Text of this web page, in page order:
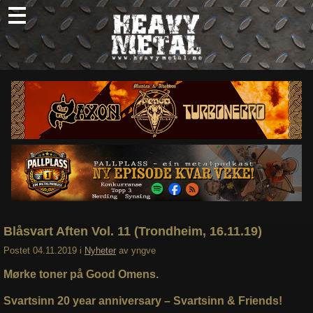
Skip
to
content
Nyheter
Omtaler
Intervjuer
Om oss
Abonner
Søk
Blåsvart Aften Vol. 11 (Trondheim, 16.11.19)
Postet 04.11.2019 i Nyheter av yngve
Mørke toner på Good Omens.
Svartsinn 20 year anniversary – Svartsinn & Friends!